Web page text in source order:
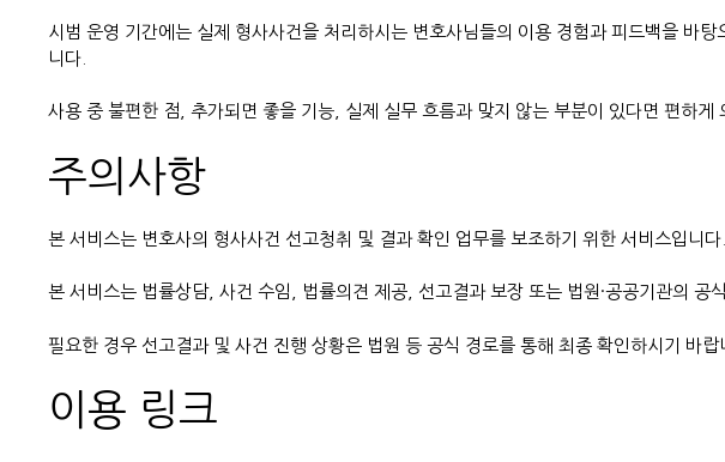
시범 운영 기간에는 실제 형사사건을 처리하시는 변호사님들의 이용 경험과 피드백을 바
니다.
사용 중 불편한 점, 추가되면 좋을 기능, 실제 실무 흐름과 맞지 않는 부분이 있다면 편하게
주의사항
본 서비스는 변호사의 형사사건 선고청취 및 결과 확인 업무를 보조하기 위한 서비스입니다.
본 서비스는 법률상담, 사건 수임, 법률의견 제공, 선고결과 보장 또는 법원·공공기관의 공
필요한 경우 선고결과 및 사건 진행 상황은 법원 등 공식 경로를 통해 최종 확인하시기 바랍
이용 링크